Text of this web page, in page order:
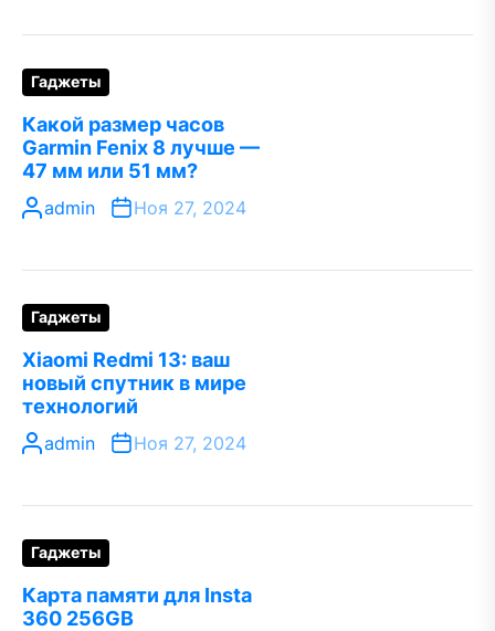
Гаджеты
Какой размер часов
Garmin Fenix 8 лучше —
47 мм или 51 мм?
admin Ноя 27, 2024
Гаджеты
Xiaomi Redmi 13: ваш
новый спутник в мире
технологий
admin Ноя 27, 2024
Гаджеты
Карта памяти для Insta
360 256GB